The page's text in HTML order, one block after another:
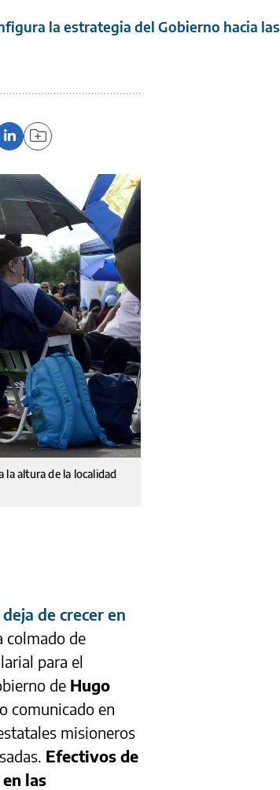
la estrategia del Gobierno hacia las
la altura de la localidad
de crecer en
colmado de
para el
de Hugo
comunicado en
misioneros
Efectivos de
las